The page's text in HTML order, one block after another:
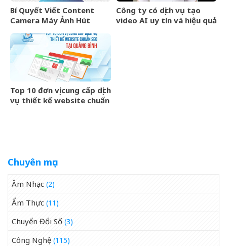
Bí Quyết Viết Content
Camera Máy Ảnh Hút
Gia HDC
Công ty có dịch vụ tạo
video AI uy tín và hiệu quả
Top 10 đơn vị cung cấp dịch
vụ thiết kế website chuẩn
Chuyên mục
Âm Nhạc (2)
Ẩm Thực (11)
Chuyển Đổi Số (3)
Công Nghệ (115)